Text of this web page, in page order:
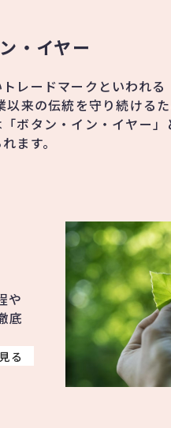
・イヤー
レードマークといわれる
以来の伝統を守り続ける
ボタン・イン・イヤー」
ます。
や
底
る